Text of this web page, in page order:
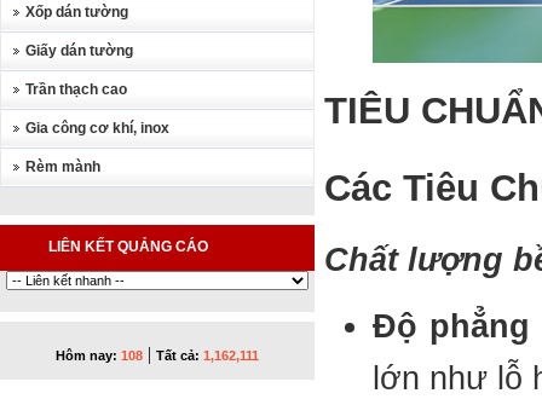
Xốp dán tường
Giấy dán tường
Trần thạch cao
Gia công cơ khí, inox
Rèm mành
LIÊN KẾT QUẢNG CÁO
Hôm nay: 108 | Tất cả: 1,162,111
TIÊU
Các Tiêu
Chất lượng
Độ phẳng
lớn như lỗ